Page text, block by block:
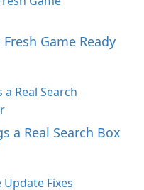
Game Ready
a Real Search Box